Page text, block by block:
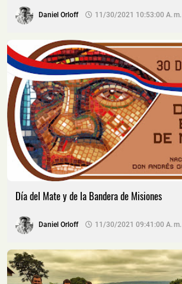
Daniel Orloff 11/30/2021 10:53:00 A. M.
Día del Mate y de la Bandera de Misiones
Daniel Orloff 11/30/2021 09:41:00 A. M.